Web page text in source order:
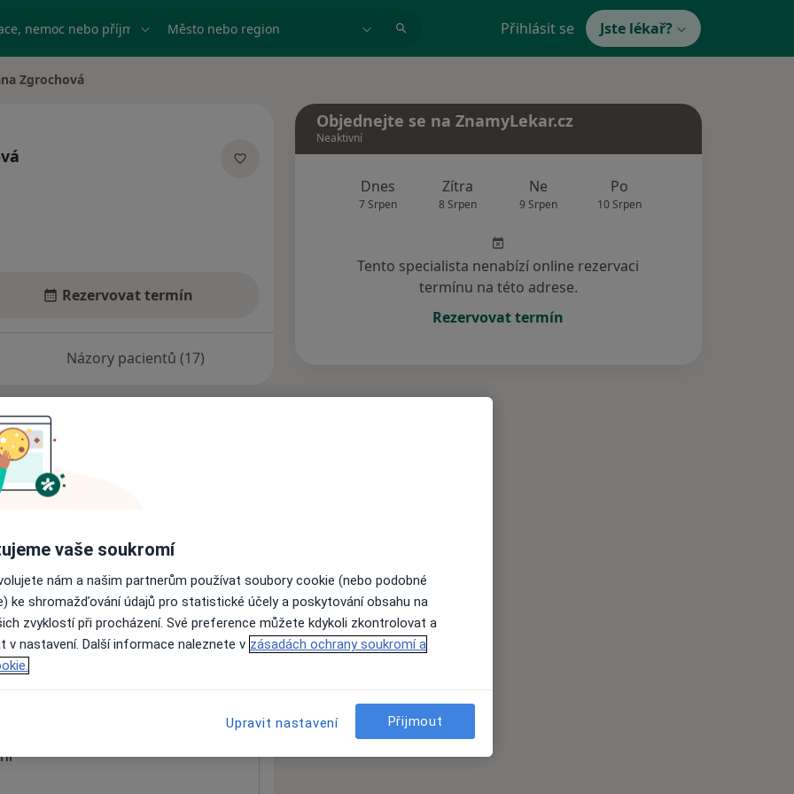
nemoc nebo příjmení Město nebo region Přihlásit se Jste lékař?
Zgrochová
Rezervovat termín
Názory pacientů (17)
nejsou k dispozici
informace o svých službách.
Objednejte se na ZnamyLekar.cz
Neaktivní
Dnes
7 Srpen
Zítra
8 Srpen
Ne
9 Srpen
Po
10 Srpen
Tento specialista nenabízí online rezervaci
termínu na této adrese.
Rezervovat termín
vaše soukromí
nám a našim partnerům používat soubory cookie (nebo podobné
ke shromažďování údajů pro statistické účely a poskytování obsahu na
zvyklostí při procházení. Své preference můžete kdykoli zkontrolovat a
v nastavení. Další informace naleznete v zásadách ochrany soukromí a
Upravit nastavení Přijmout